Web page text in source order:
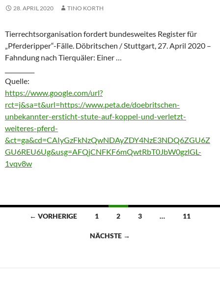
28. APRIL 2020 TINO KORTH
Tierrechtsorganisation fordert bundesweites Register für
„Pferderipper“-Fälle. Döbritschen / Stuttgart, 27. April 2020 –
Fahndung nach Tierquäler: Einer …
Quelle:
https://www.google.com/url?
rct=j&sa=t&url=https://www.peta.de/doebritschen-
unbekannter-ersticht-stute-auf-koppel-und-verletzt-
weiteres-pferd-
&ct=ga&cd=CAIyGzFkNzQwNDAyZDY4NzE3NDQ6ZGU6Z
GU6REU6Ug&usg=AFQjCNFKF6mQwtRbT0JbW0gzlGL-
1vqv8w
Beitragsnavigation
← VORHERIGE 1 2 3 … 11
NÄCHSTE →